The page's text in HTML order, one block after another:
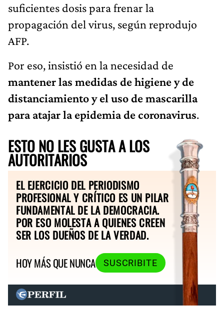
suficientes dosis para frenar la
propagación del virus, según reprodujo
AFP.
Por eso, insistió en la necesidad de
mantener las medidas de higiene y de
distanciamiento y el uso de mascarilla
para atajar la epidemia de coronavirus.
ESTO NO LES GUSTA A LOS
AUTORITARIOS
EL EJERCICIO DEL PERIODISMO
PROFESIONAL Y CRÍTICO ES UN PILAR
FUNDAMENTAL DE LA DEMOCRACIA.
POR ESO MOLESTA A QUIENES CREEN
SER LOS DUEÑOS DE LA VERDAD.
HOY MÁS QUE NUNCA
SUSCRIBITE